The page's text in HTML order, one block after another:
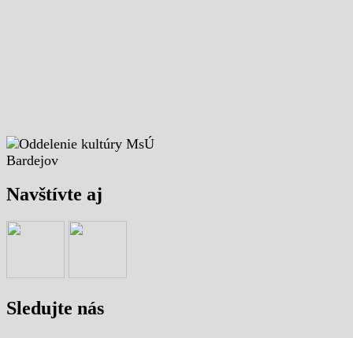
Navštívte aj
Sledujte nás